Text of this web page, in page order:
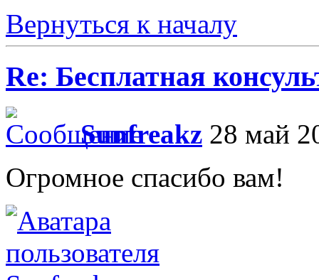
Вернуться к началу
Re: Бесплатная
Sunfreakz 28 май
Огромное спасибо вам!